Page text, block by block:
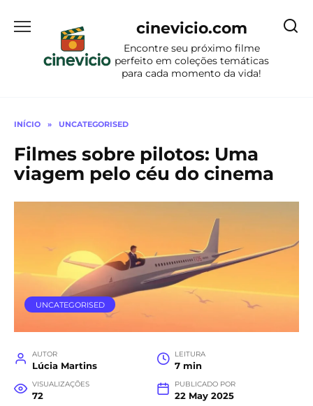
para
conteúdo
cinevicio.com
Encontre seu próximo filme
perfeito em coleções temáticas
para cada momento da vida!
INÍCIO » UNCATEGORISED
Filmes sobre pilotos: Uma
viagem pelo céu do cinema
UNCATEGORISED
AUTOR
Lúcia Martins
LEITURA
7 min
VISUALIZAÇÕES
72
PUBLICADO POR
22 May 2025